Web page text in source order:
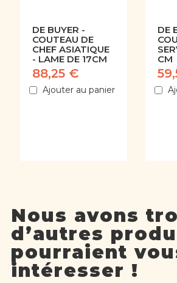
DE BUYER -
COUTEAU DE
CHEF ASIATIQUE
- LAME DE 17CM
88,25 €
Ajouter au panier
DE
CM
Nous avons
d’autres
pourraient
intéresser !